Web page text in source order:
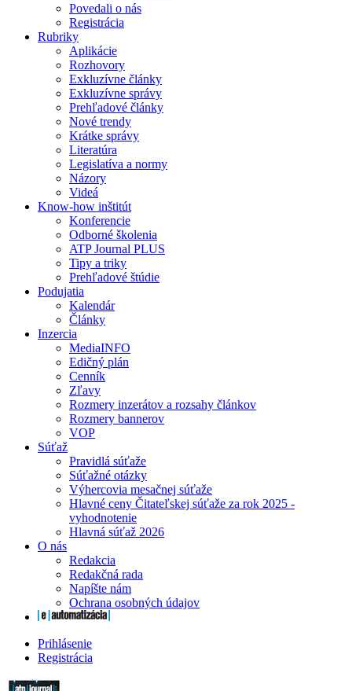
Povedali o nás
Registrácia
Rubriky
Aplikácie
Rozhovory
Exkluzívne články
Exkluzívne správy
Prehľadové články
Nové trendy
Krátke správy
Literatúra
Legislatíva a normy
Názory
Videá
Know-how inštitút
Konferencie
Odborné školenia
ATP Journal PLUS
Tipy a triky
Prehľadové štúdie
Podujatia
Kalendár
Články
Inzercia
MediaINFO
Edičný plán
Cenník
Zľavy
Rozmery inzerátov a rozsahy článkov
Rozmery bannerov
VOP
Súťaž
Pravidlá súťaže
Súťažné otázky
Výhercovia mesačnej súťaže
Hlavné ceny Čitateľskej súťaže za rok 2025 -
vyhodnotenie
Hlavná súťaž 2026
O nás
Redakcia
Redakčná rada
Napíšte nám
Ochrana osobných údajov
Prihlásenie
Registrácia